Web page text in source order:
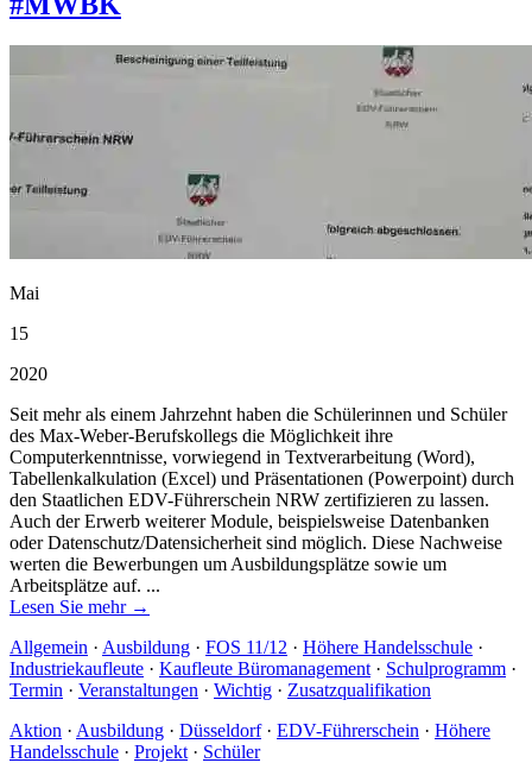
Mai
15
2020
Seit mehr als einem Jahrzehnt haben die Schülerinnen und Schüler
des Max-Weber-Berufskollegs die Möglichkeit ihre
Computerkenntnisse, vorwiegend in Textverarbeitung (Word),
Tabellenkalkulation (Excel) und Präsentationen (Powerpoint) durch
den Staatlichen EDV-Führerschein NRW zertifizieren zu lassen.
Auch der Erwerb weiterer Module, beispielsweise Datenbanken
oder Datenschutz/Datensicherheit sind möglich. Diese Nachweise
werten die Bewerbungen um Ausbildungsplätze sowie um
Arbeitsplätze auf. ...
Lesen Sie mehr →
Allgemein · Ausbildung · FOS 11/12 · Höhere Handelsschule ·
Industriekaufleute · Kaufleute Büromanagement · Schulprogramm ·
Termin · Veranstaltungen · Wichtig · Zusatzqualifikation
Aktion · Ausbildung · Düsseldorf· EDV-Führerschein · Höhere
Handelsschule · Projekt · Schüler